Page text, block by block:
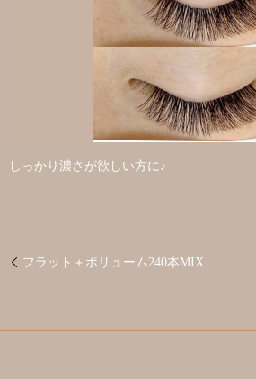
しっかり濃さが欲しい方に♪
フラット＋ボリューム240本MIX